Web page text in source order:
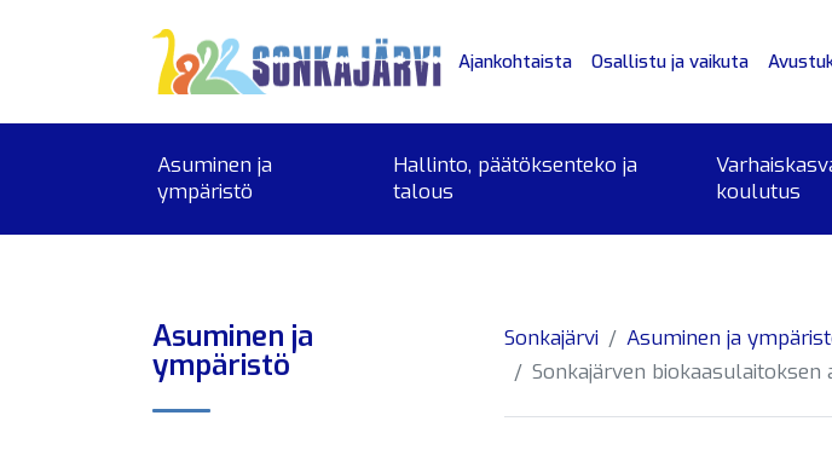
Ajankohtaista Osallistu ja vaikuta
Asuminen ja
ympäristö
Hallinto, päätöksenteko ja
talous
koulutus
Asuminen ja
ympäristö
Sonkajärvi Asuminen ja
Sonkajärven biokaasulaitoksen